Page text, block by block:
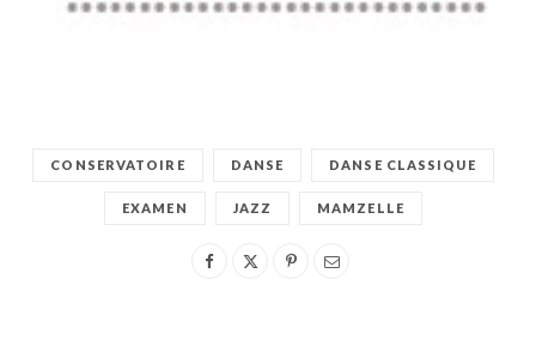
CONSERVATOIRE DANSE DANSE CLASSIQUE
EXAMEN JAZZ MAMZELLE